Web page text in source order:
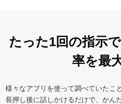
たった1回の指示
率を最
様々なアプリを使って調べていたこ
長押し後に話しかけるだけで、かん